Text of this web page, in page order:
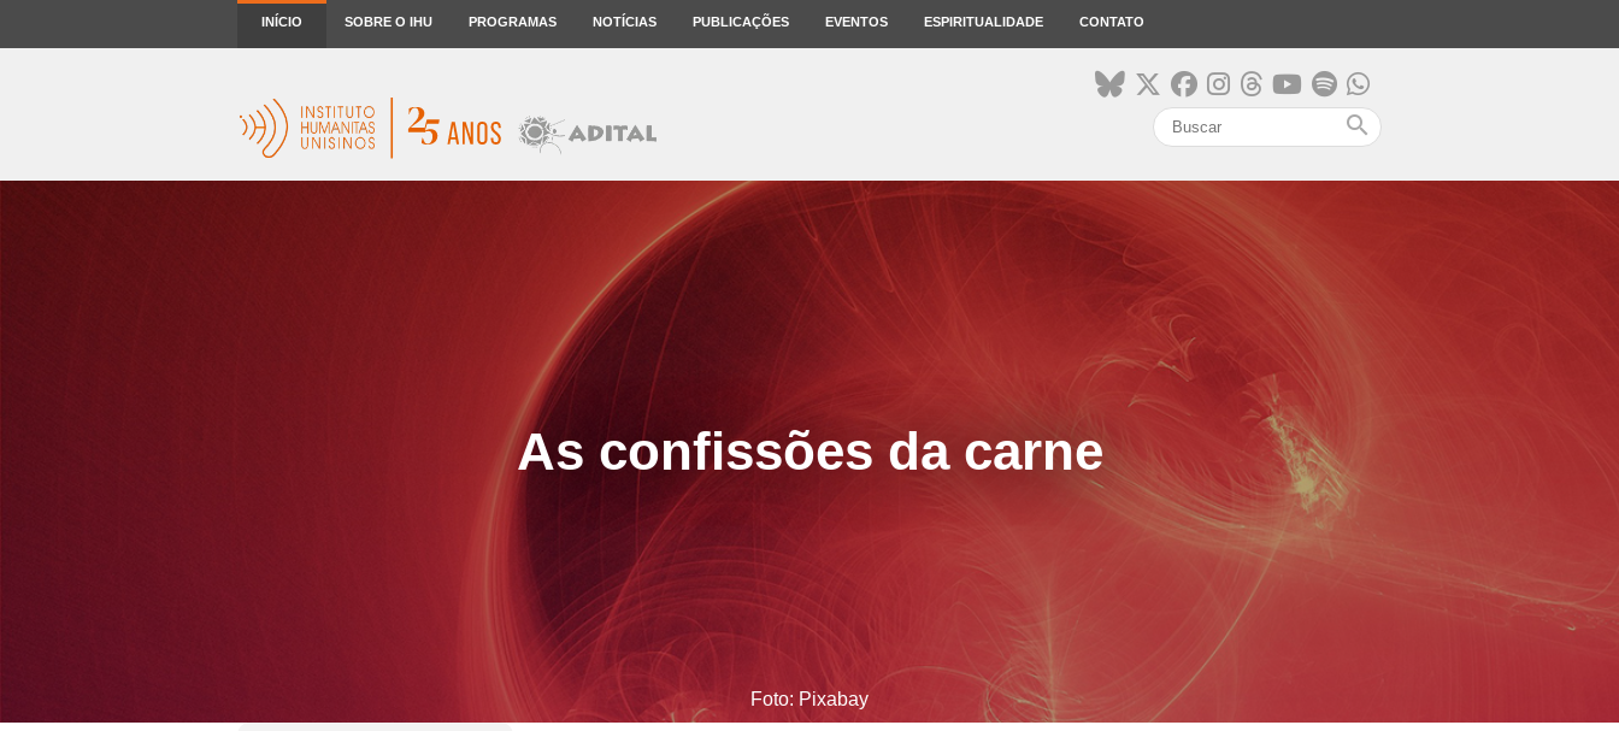
INÍCIO SOBRE O IHU PROGRAMAS NOTÍCIAS PUBLICAÇÕES EVENTOS ESPIRITUALIDADE CONTATO
search
As confissões da carne
Foto: Pixabay